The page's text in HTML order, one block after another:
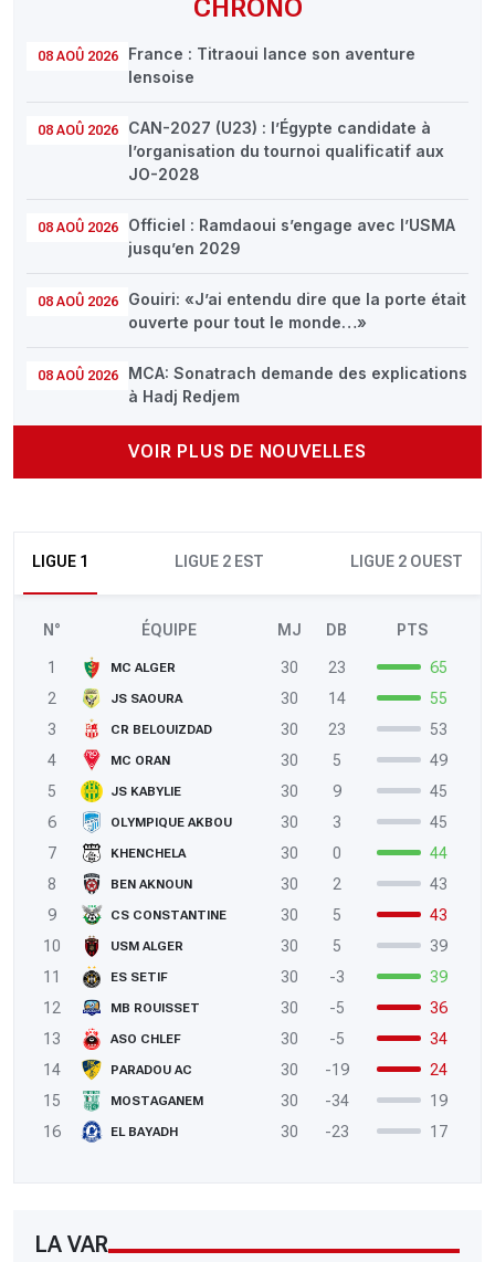
CHRONO
08 AOÛ 2026
France : Titraoui lance son aventure
lensoise
08 AOÛ 2026
CAN-2027 (U23) : l’Égypte candidate à
l’organisation du tournoi qualificatif aux
JO-2028
08 AOÛ 2026
Officiel : Ramdaoui s’engage avec l’USMA
jusqu’en 2029
08 AOÛ 2026
Gouiri: «J’ai entendu dire que la porte était
ouverte pour tout le monde…»
08 AOÛ 2026
MCA: Sonatrach demande des explications
à Hadj Redjem
VOIR PLUS DE NOUVELLES
LIGUE 1 LIGUE 2 EST LIGUE 2 OUEST
N° ÉQUIPE MJ DB PTS
1 MC ALGER 30 23
65
2
JS SAOURA 30 14
55
3
CR BELOUIZDAD 30 23
53
4
MC ORAN 30 5
49
5
JS KABYLIE 30 9
45
6
OLYMPIQUE AKBOU 30 3
45
7
KHENCHELA 30 0
44
8
BEN AKNOUN 30 2
43
9
CS CONSTANTINE 30 5
43
10
USM ALGER 30 5
39
11
ES SETIF 30 -3
39
12
MB ROUISSET 30 -5
36
13
ASO CHLEF 30 -5
34
14
PARADOU AC 30 -19
24
15
MOSTAGANEM 30 -34
19
16
EL BAYADH 30 -23 17
LA VAR